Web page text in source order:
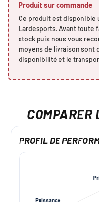
Produit sur commande
Ce produit est disponible
Lardesports. Avant toute
stock puis nous vous
moyens de livraison sont
disponibilité et le
COMPARER
PROFIL DE